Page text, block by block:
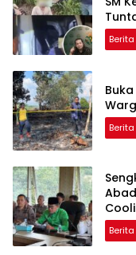
Berita
Berita
Berita